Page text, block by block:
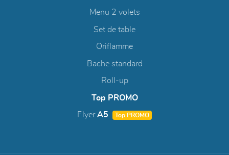
Menu 2 volets
Set de table
Oriflamme
Bache standard
Roll-up
Top PROMO
FlyerA5 Top PROMO